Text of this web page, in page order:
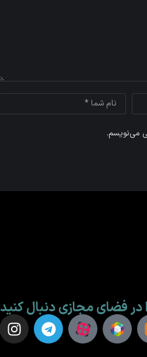
می‌نویسم.
در فضای مجازی دنبال کنید